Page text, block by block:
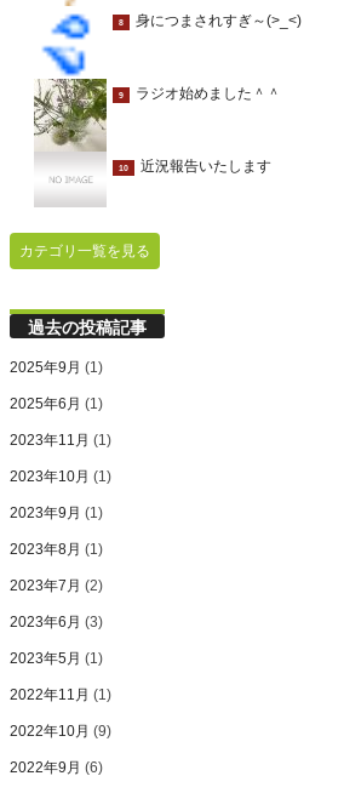
8 身につまされすぎ～(>_<)
9 ラジオ始めました＾＾
10 近況報告いたします
カテゴリ一覧を見る
過去の投稿記事
2025年9月 (1)
2025年6月 (1)
2023年11月 (1)
2023年10月 (1)
2023年9月 (1)
2023年8月 (1)
2023年7月 (2)
2023年6月 (3)
2023年5月 (1)
2022年11月 (1)
2022年10月 (9)
2022年9月 (6)